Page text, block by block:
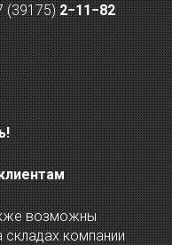
(39175)2−11−82
возможны
компании